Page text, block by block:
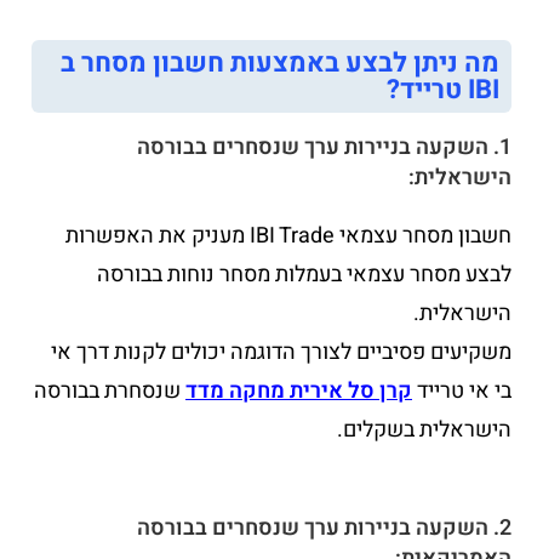
מה ניתן לבצע באמצעות חשבון מסחר ב
IBI טרייד?
1. השקעה בניירות ערך שנסחרים בבורסה
הישראלית:
חשבון מסחר עצמאי IBI Trade מעניק את האפשרות
לבצע מסחר עצמאי בעמלות מסחר נוחות בבורסה
הישראלית.
משקיעים פסיביים לצורך הדוגמה יכולים לקנות דרך אי
בי אי טריידקרן סל אירית מחקה מדדשנסחרת בבורסה
הישראלית בשקלים.
2. השקעה בניירות ערך שנסחרים בבורסה